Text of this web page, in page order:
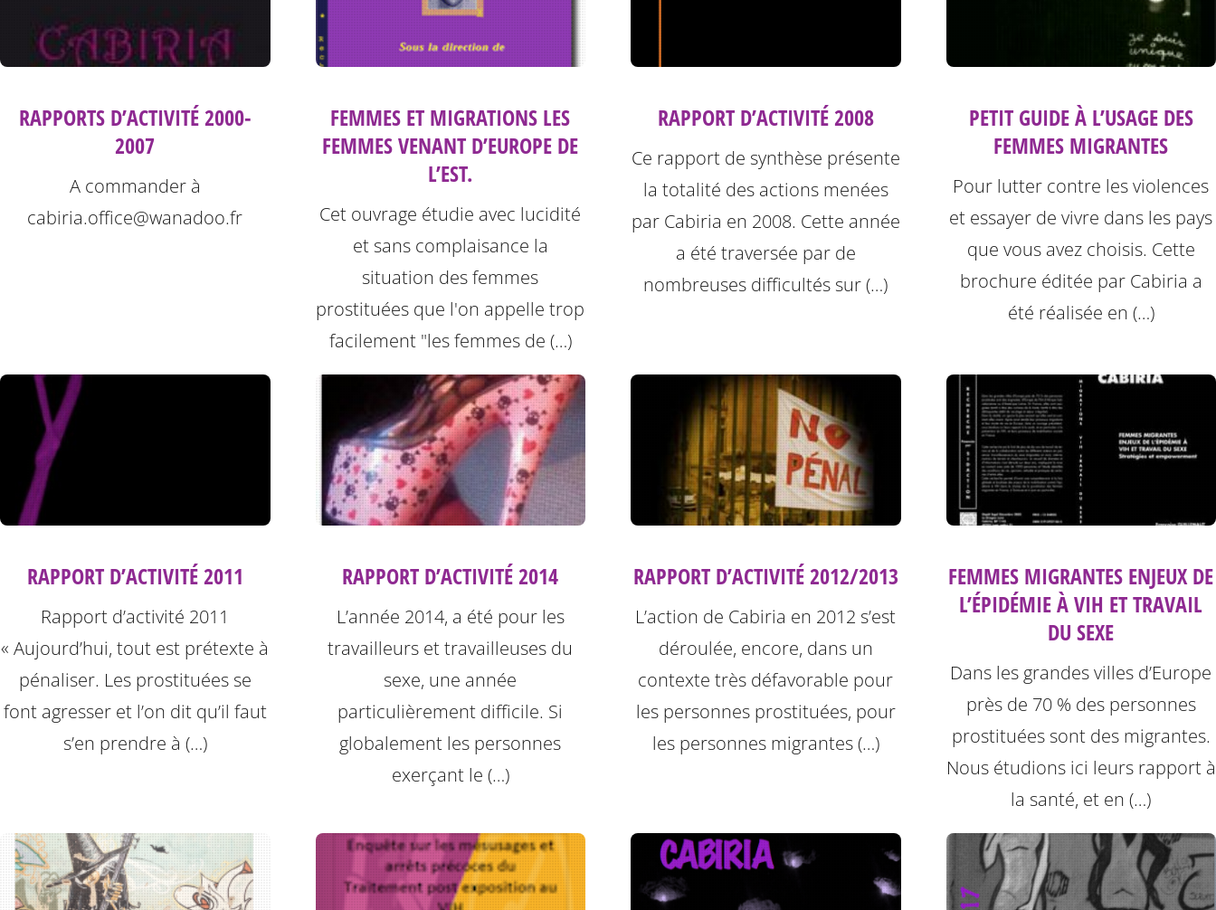
RAPPORTS D’ACTIVITÉ 2000-
2007
A commander à
cabiria.office@wanadoo.fr
FEMMES ET MIGRATIONS LES
FEMMES VENANT D’EUROPE DE
L’EST.
Cet ouvrage étudie avec lucidité
et sans complaisance la
situation des femmes
prostituées que l'on appelle trop
facilement "les femmes de (…)
RAPPORT D’ACTIVITÉ 2008
Ce rapport de synthèse présente
la totalité des actions menées
par Cabiria en 2008. Cette année
a été traversée par de
nombreuses difficultés sur (…)
PETIT GUIDE À L’USAGE DES
FEMMES MIGRANTES
Pour lutter contre les violences
et essayer de vivre dans les pays
que vous avez choisis. Cette
brochure éditée par Cabiria a
été réalisée en (…)
RAPPORT D’ACTIVITÉ 2011
Rapport d’activité 2011
« Aujourd’hui, tout est prétexte à
pénaliser. Les prostituées se
font agresser et l’on dit qu’il faut
s’en prendre à (…)
RAPPORT D’ACTIVITÉ 2014
L’année 2014, a été pour les
travailleurs et travailleuses du
sexe, une année
particulièrement difficile. Si
globalement les personnes
exerçant le (…)
RAPPORT D’ACTIVITÉ 2012/2013
L’action de Cabiria en 2012 s’est
déroulée, encore, dans un
contexte très défavorable pour
les personnes prostituées, pour
les personnes migrantes (…)
FEMMES MIGRANTES ENJEUX DE
L’ÉPIDÉMIE À VIH ET TRAVAIL
DU SEXE
Dans les grandes villes d’Europe
près de 70 % des personnes
prostituées sont des migrantes.
Nous étudions ici leurs rapport à
la santé, et en (…)